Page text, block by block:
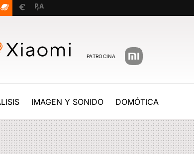
PATROCINA
IMAGEN Y SONIDO DOMÓTICA